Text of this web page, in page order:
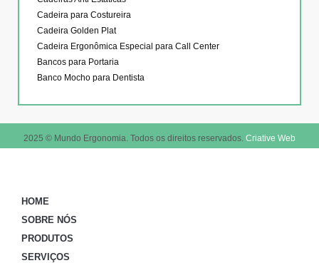
Cadeira para Costureira
Cadeira Golden Plat
Cadeira Ergonômica Especial para Call Center
Bancos para Portaria
Banco Mocho para Dentista
2025 © Mundo Ergonomia. Todos os direitos reservados. Criative Web
HOME
SOBRE NÓS
PRODUTOS
SERVIÇOS